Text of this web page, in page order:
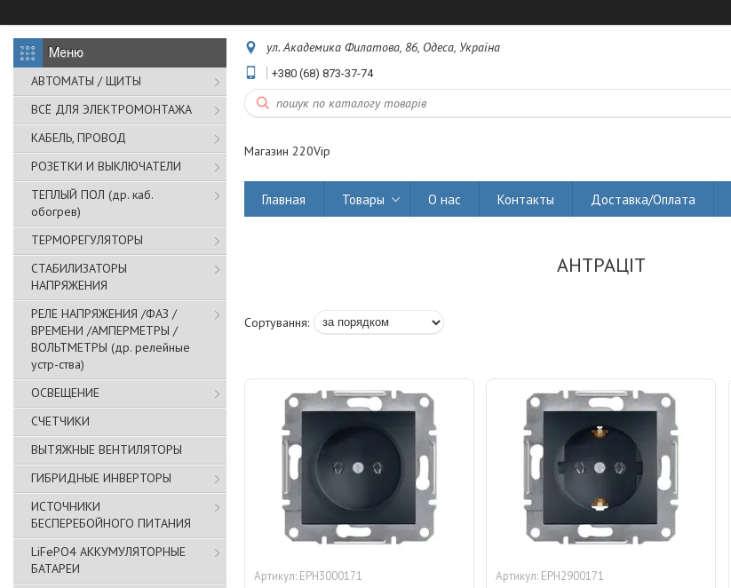
АВТОМАТЫ / ЩИТЫ
ВСЁ ДЛЯ ЭЛЕКТРОМОНТАЖА
КАБЕЛЬ, ПРОВОД
РОЗЕТКИ И ВЫКЛЮЧАТЕЛИ
ТЕПЛЫЙ ПОЛ (др. каб.
обогрев)
ТЕРМОРЕГУЛЯТОРЫ
СТАБИЛИЗАТОРЫ
НАПРЯЖЕНИЯ
РЕЛЕ НАПРЯЖЕНИЯ /ФАЗ /
ВРЕМЕНИ /АМПЕРМЕТРЫ /
ВОЛЬТМЕТРЫ (др. релейные
устр-ства)
ОСВЕЩЕНИЕ
СЧЕТЧИКИ
ВЫТЯЖНЫЕ ВЕНТИЛЯТОРЫ
ГИБРИДНЫЕ ИНВЕРТОРЫ
ИСТОЧНИКИ
БЕСПЕРЕБОЙНОГО ПИТАНИЯ
LiFePO4 АККУМУЛЯТОРНЫЕ
БАТАРЕИ
ул. Академика Филатова, 86, Одеса, Україна
+380 (68) 873-37-74
Магазин 220Vip
Главная Товары О нас Контакты Доставка/Оплата
АНТРАЦІТ
EPH3000171 EPH2900171